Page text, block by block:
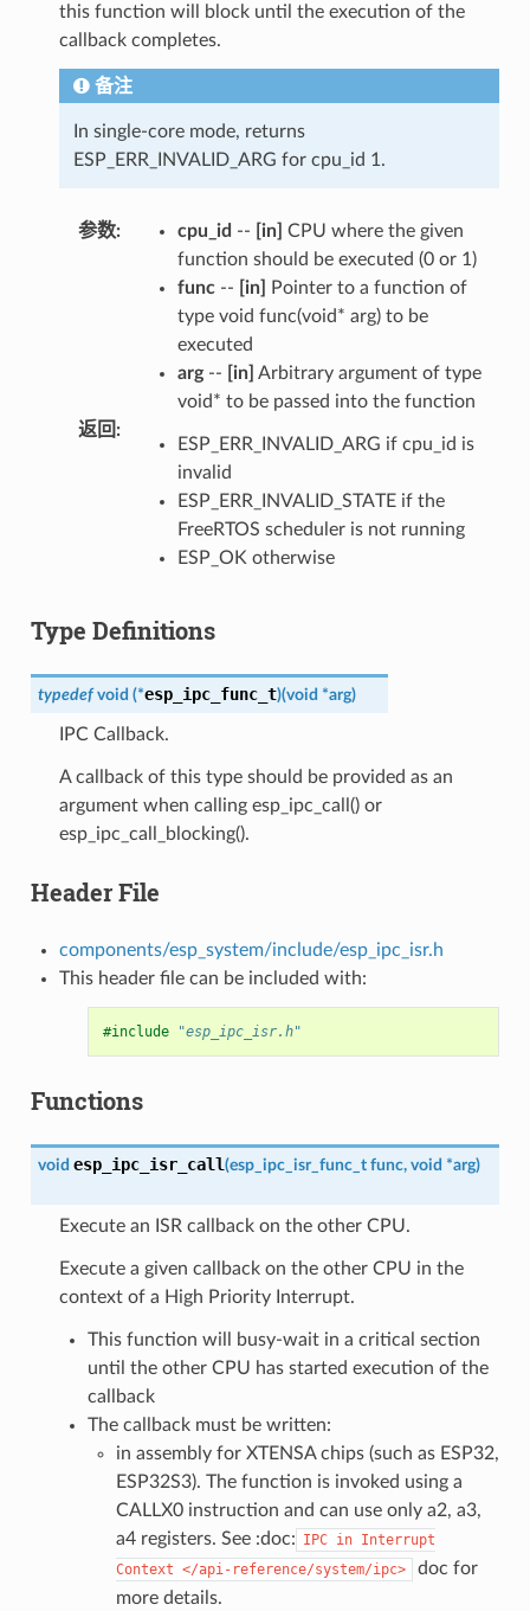
this function will block until the execution of the
callback completes.
备注
In single-core mode, returns
ESP_ERR_INVALID_ARG for cpu_id 1.
参数: cpu_id -- [in] CPU where the given
function should be executed (0 or 1)
func-- [in]
Pointer to a function of
type void func(void* arg) to be
executed
arg-- [in] Arbitrary argument of type
void* to be passed into the function
返回 :
ESP_ERR_INVALID_ARG if cpu_id is
invalid
ESP_ERR_INVALID_STATE if the
FreeRTOS scheduler is not running
ESP_OK otherwise
Type Definitions
typedef void (*esp_ipc_func_t)(void *arg)
IPC Callback.
A callback of this type should be provided as an
argument when calling esp_ipc_call() or
esp_ipc_call_blocking().
Header File
components/esp_system/include/esp_ipc_isr.h
This header file can be included with:
#include "esp_ipc_isr.h"
Functions
void esp_ipc_isr_call(esp_ipc_isr_func_t func, void *arg)
Execute an ISR callback on the other CPU.
Execute a given callback on the other CPU in the
context of a High Priority Interrupt.
This function will busy-wait in a critical section
until the other CPU has started execution of the
callback
The callback must be written:
in assembly for XTENSA chips (such as ESP32,
ESP32S3). The function is invoked using a
CALLX0 instruction and can use only a2, a3,
a4 registers. See :doc: IPC in Interrupt
Context </api-reference/system/ipc>
doc for
more details.